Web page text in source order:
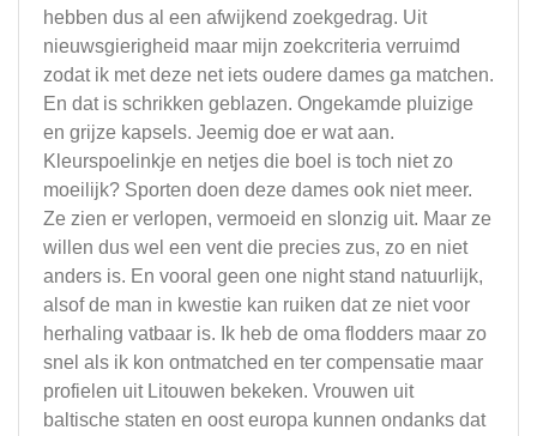
hebben dus al een afwijkend zoekgedrag. Uit
nieuwsgierigheid maar mijn zoekcriteria verruimd
zodat ik met deze net iets oudere dames ga matchen.
En dat is schrikken geblazen. Ongekamde pluizige
en grijze kapsels. Jeemig doe er wat aan.
Kleurspoelinkje en netjes die boel is toch niet zo
moeilijk? Sporten doen deze dames ook niet meer.
Ze zien er verlopen, vermoeid en slonzig uit. Maar ze
willen dus wel een vent die precies zus, zo en niet
anders is. En vooral geen one night stand natuurlijk,
alsof de man in kwestie kan ruiken dat ze niet voor
herhaling vatbaar is. Ik heb de oma flodders maar zo
snel als ik kon ontmatched en ter compensatie maar
profielen uit Litouwen bekeken. Vrouwen uit
baltische staten en oost europa kunnen ondanks dat